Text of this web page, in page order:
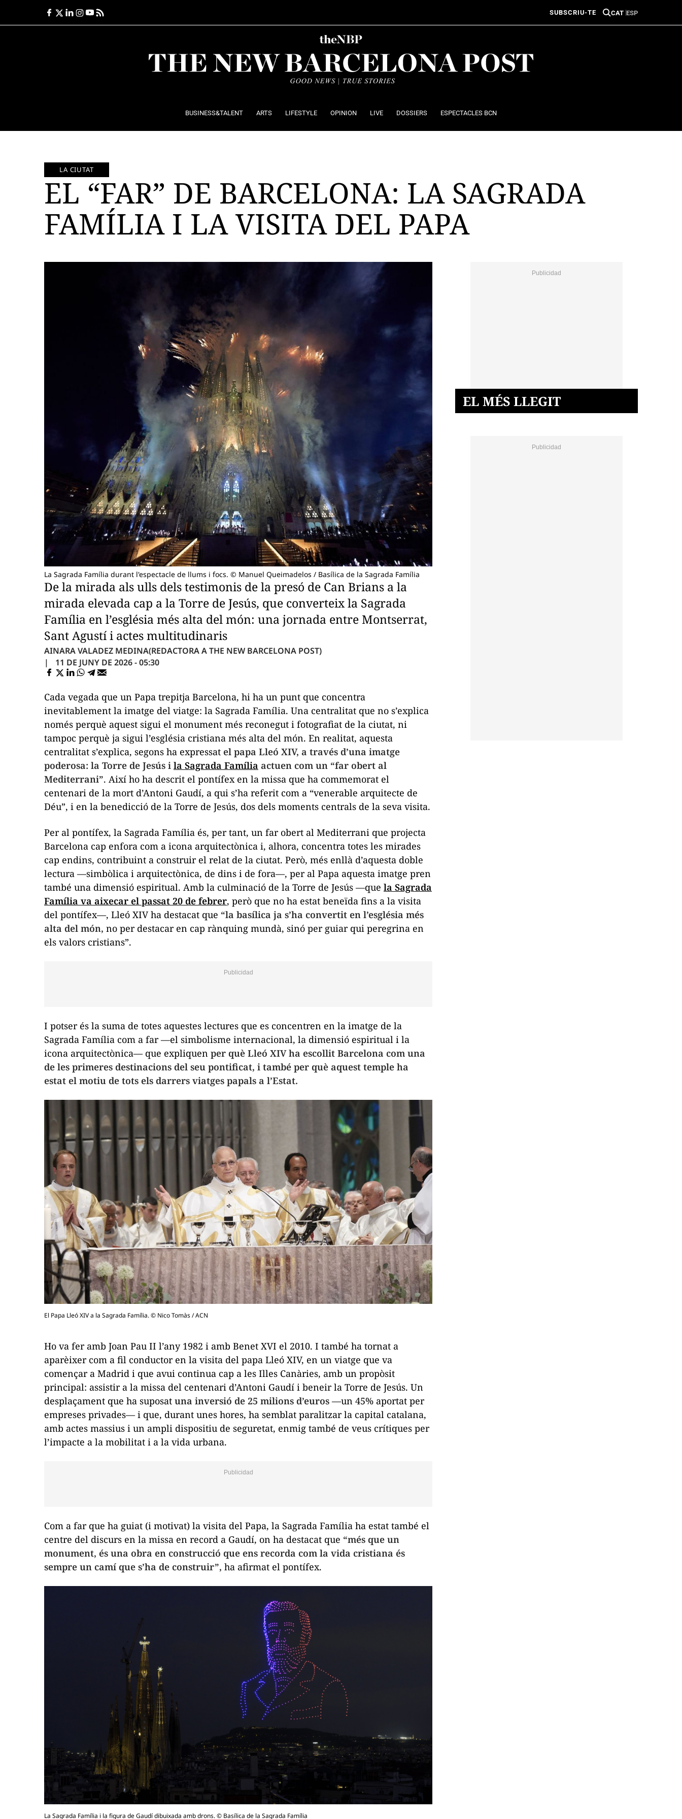
contenido
SUBSCRIU-TE CAT ESP
BUSINESS&TALENT ARTS LIFESTYLE OPINION LIVE DOSSIERS ESPECTACLES BCN
LA CIUTAT
EL “FAR” DE BARCELONA: LA SAGRADA
FAMÍLIA I LA VISITA DEL PAPA
La Sagrada Família durant l'espectacle de llums i focs. © Manuel Queimadelos / Basílica de la Sagrada Família
De la mirada als ulls dels testimonis de la presó de Can Brians a la
mirada elevada cap a la Torre de Jesús, que converteix la Sagrada
Família en l’església més alta del món: una jornada entre Montserrat,
Sant Agustí i actes multitudinaris
AINARA VALADEZ MEDINA(REDACTORA A THE NEW BARCELONA POST)
11 DE JUNY DE 2026 - 05:30
Cada vegada que un Papa trepitja Barcelona, hi ha un punt que concentra
inevitablement la imatge del viatge: la Sagrada Família. Una centralitat que no s’explica
només perquè aquest sigui el monument més reconegut i fotografiat de la ciutat, ni
tampoc perquè ja sigui l’església cristiana més alta del món. En realitat, aquesta
centralitat s’explica, segons ha expressat el papa Lleó XIV, a través d’una imatge
poderosa: la Torre de Jesús i la Sagrada Família actuen com un “far obert al
Mediterrani”. Així ho ha descrit el pontífex en la missa que ha commemorat el
centenari de la mort d’Antoni Gaudí, a qui s’ha referit com a “venerable arquitecte de
Déu”, i en la benedicció de la Torre de Jesús, dos dels moments centrals de la seva visita.
Per al pontífex, la Sagrada Família és, per tant, un far obert al Mediterrani que projecta
Barcelona cap enfora com a icona arquitectònica i, alhora, concentra totes les mirades
cap endins, contribuint a construir el relat de la ciutat. Però, més enllà d’aquesta doble
lectura —simbòlica i arquitectònica, de dins i de fora—, per al Papa aquesta imatge pren
també una dimensió espiritual. Amb la culminació de la Torre de Jesús —que la Sagrada
Família va aixecar el passat 20 de febrer, però que no ha estat beneïda fins a la visita
del pontífex—, Lleó XIV ha destacat que “la basílica ja s’ha convertit en l’església més
alta del món, no per destacar en cap rànquing mundà, sinó per guiar qui peregrina en
els valors cristians”.
I potser és la suma de totes aquestes lectures que es concentren en la imatge de la
Sagrada Família com a far —el simbolisme internacional, la dimensió espiritual i la
icona arquitectònica— que expliquen per què Lleó XIV ha escollit Barcelona com una
de les primeres destinacions del seu pontificat, i també per què aquest temple ha
estat el motiu de tots els darrers viatges papals a l’Estat.
El Papa Lleó XIV a la Sagrada Família. © Nico Tomàs / ACN
Ho va fer amb Joan Pau II l’any 1982 i amb Benet XVI el 2010. I també ha tornat a
aparèixer com a fil conductor en la visita del papa Lleó XIV, en un viatge que va
començar a Madrid i que avui continua cap a les Illes Canàries, amb un propòsit
principal: assistir a la missa del centenari d’Antoni Gaudí i beneir la Torre de Jesús. Un
desplaçament que ha suposat una inversió de 25 milions d’euros —un 45% aportat per
empreses privades— i que, durant unes hores, ha semblat paralitzar la capital catalana,
amb actes massius i un ampli dispositiu de seguretat, enmig també de veus crítiques per
l’impacte a la mobilitat i a la vida urbana.
Com a far que ha guiat (i motivat) la visita del Papa, la Sagrada Família ha estat també el
centre del discurs en la missa en record a Gaudí, on ha destacat que “més que un
monument, és una obra en construcció que ens recorda com la vida cristiana és
sempre un camí que s’ha de construir”, ha afirmat el pontífex.
La Sagrada Família i la figura de Gaudí dibuixada amb drons. © Basílica de la Sagrada Família
EL MÉS LLEGIT